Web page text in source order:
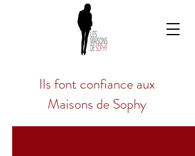
Ils font confiance aux
Maisons de Sophy